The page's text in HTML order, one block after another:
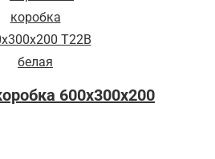
600x300x200